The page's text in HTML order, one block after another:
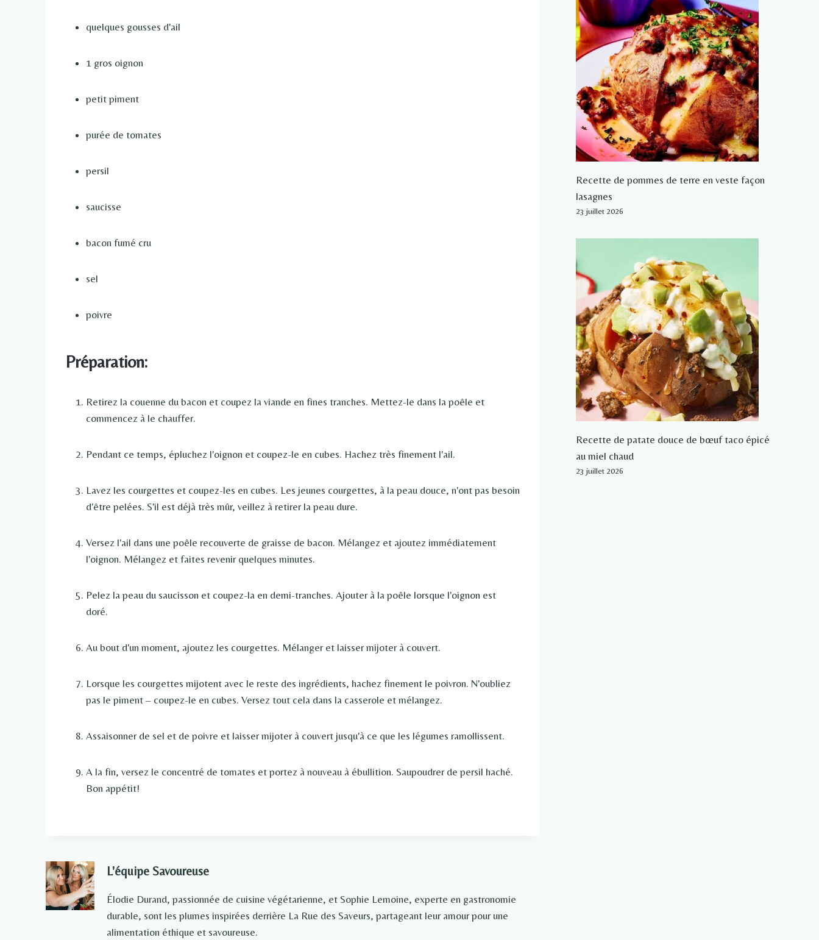
quelques gousses d'ail
1 gros oignon
petit piment
purée de tomates
persil
saucisse
bacon fumé cru
sel
poivre
Préparation:
Retirez la couenne du bacon et coupez la viande en fines tranches. Mettez-le dans la poêle et
commencez à le chauffer.
Pendant ce temps, épluchez l'oignon et coupez-le en cubes. Hachez très finement l'ail.
Lavez les courgettes et coupez-les en cubes. Les jeunes courgettes, à la peau douce, n'ont pas besoin
d'être pelées. S'il est déjà très mûr, veillez à retirer la peau dure.
Versez l'ail dans une poêle recouverte de graisse de bacon. Mélangez et ajoutez immédiatement
l'oignon. Mélangez et faites revenir quelques minutes.
Pelez la peau du saucisson et coupez-la en demi-tranches. Ajouter à la poêle lorsque l'oignon est
doré.
Au bout d'un moment, ajoutez les courgettes. Mélanger et laisser mijoter à couvert.
Lorsque les courgettes mijotent avec le reste des ingrédients, hachez finement le poivron. N'oubliez
pas le piment – coupez-le en cubes. Versez tout cela dans la casserole et mélangez.
Assaisonner de sel et de poivre et laisser mijoter à couvert jusqu'à ce que les légumes ramollissent.
A la fin, versez le concentré de tomates et portez à nouveau à ébullition. Saupoudrer de persil haché.
Bon appétit!
L'équipe Savoureuse
Élodie Durand, passionnée de cuisine végétarienne, et Sophie Lemoine, experte en gastronomie
durable, sont les plumes inspirées derrière La Rue des Saveurs, partageant leur amour pour une
alimentation éthique et savoureuse.
Recette de pommes de terre en veste façon
lasagnes
23 juillet 2026
Recette de patate douce de bœuf taco épicé
au miel chaud
23 juillet 2026